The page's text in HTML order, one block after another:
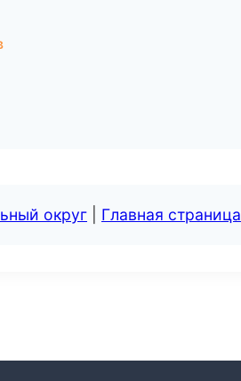
округ Главная страница